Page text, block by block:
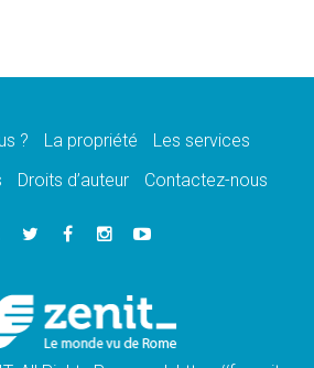
des «dix jours de prière pour la
des JMJ 2027 à Séoul: «c'est
et confucéens: respect et sagesse
les «défis urgents»
? La propriété
Les services
Droits d’auteur Contactez-nous